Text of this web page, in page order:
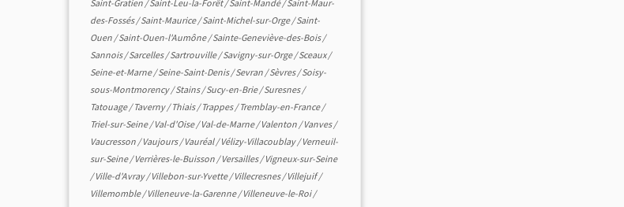
Saint-Gratien /Saint-Leu-la-Forêt/Saint-Mandé/Saint-Maur-
des-Fossés/Saint-Maurice/Saint-Michel-sur-Orge/Saint-
Ouen /Saint-Ouen-l'Aumône/Sainte-Geneviève-des-Bois/
Sannois/Sarcelles/Sartrouville/Savigny-sur-Orge/Sceaux/
Seine-et-Marne/Seine-Saint-Denis/Sevran /Sèvres/Soisy-
sous-Montmorency/Stains/Sucy-en-Brie/Suresnes/
Tatouage/Taverny/Thiais/Trappes/Tremblay-en-France/
Triel-sur-Seine/Val-d'Oise/Val-de-Marne/Valenton /Vanves/
Vaucresson /Vaujours/Vauréal/Vélizy-Villacoublay/Verneuil-
sur-Seine/Verrières-le-Buisson /Versailles/Vigneux-sur-Seine
/Ville-d'Avray/Villebon-sur-Yvette/Villecresnes/Villejuif/
Villemomble/Villeneuve-la-Garenne/Villeneuve-le-Roi/